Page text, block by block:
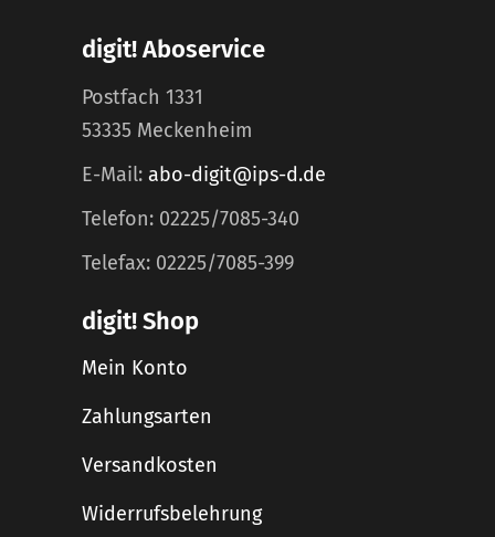
digit! Aboservice
Postfach 1331
53335 Meckenheim
E-Mail: abo-digit@ips-d.de
Telefon: 02225/7085-340
Telefax: 02225/7085-399
digit! Shop
Mein Konto
Zahlungsarten
Versandkosten
Widerrufsbelehrung